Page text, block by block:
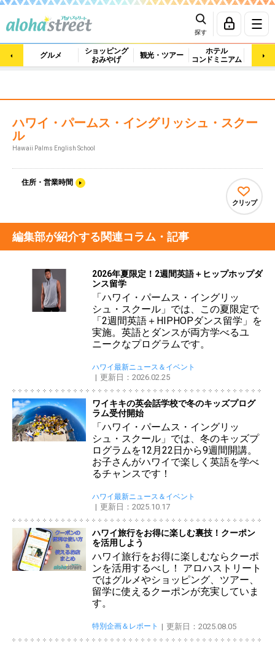
探す
グルメ
ショッピング
おみやげ
観光・ツアー
ホテル
コンドミニアム
マッ
ハワイ・パームス・イングリッシュ・スクー
ル
Hawaii Palms English School
住所・営業時間
クリップ
編集部が紹介する関連コラム・記事
2026年夏限定！2週間英語＋ヒップホップダ
ンス留学
「ハワイ・パームス・イングリッ
シュ・スクール」では、この夏限定で
「2週間英語＋HIPHOPダンス留学」を
実施。英語とダンスが両方学べるユ
ニークなプログラムです。
ハワイ最新ニュース＆イベント
更新日：2026.02.25
ワイキキの英会話学校で冬のキッズプログ
ラム受付開始
「ハワイ・パームス・イングリッ
シュ・スクール」では、冬のキッズプ
ログラムを12月22日から9週間開講。
お子さんがハワイで楽しく英語を学べ
るチャンスです！
ハワイ最新ニュース＆イベント
更新日：2025.10.17
ハワイ旅行をお得に楽しむ裏技！クーポン
を活用しよう
ハワイ旅行をお得に楽しむならクーポ
ンを活用するべし！ アロハストリート
ではグルメやショッピング、ツアー、
留学に使えるクーポンが充実していま
す。
特別企画＆レポート 更新日：2025.08.05